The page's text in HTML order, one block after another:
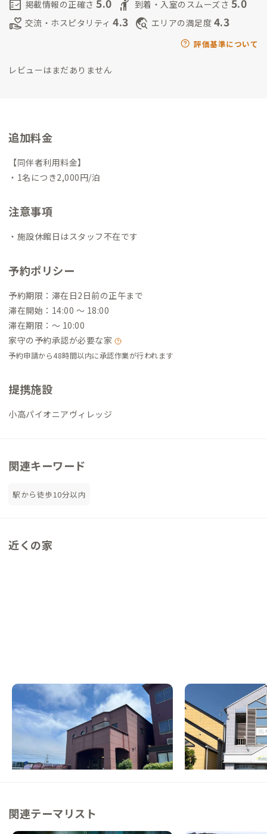
fact_check 掲載情報の正確さ 5.0 hail 到着・入室のスムーズさ 5.0
volunteer_activism 交流・ホスピタリティ 4.3 travel_explore エリアの満足度 4.3
評価基準について
レビューはまだありません
追加料金
【同伴者利用料金】
・1名につき2,000円/泊
注意事項
・施設休館日はスタッフ不在です
予約ポリシー
予約期限：滞在日2日前の正午まで
滞在開始：14:00 〜 18:00
滞在期限：〜 10:00
家守の予約承認が必要な家
予約申請から48時間以内に承認作業が行われます
提携施設
小高パイオニアヴィレッジ
関連キーワード
駅から徒歩10分以内
近くの家
富岡B邸
福島県 ゲストハウス
【富岡町のほぼ中心】震災復興の街づくりへ
注力する家守が待つ家
この家からの距離 25km
相馬A邸
福島県 ゲストハウス
【駅徒歩9分】町も海
が心地よい家
この家からの距離 27km
関連テーマリスト